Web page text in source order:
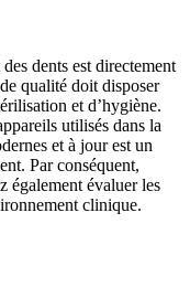
dents est directement
qualité doit disposer
et d’hygiène.
utilisés dans la
et à jour est un
Par conséquent,
également évaluer les
clinique.